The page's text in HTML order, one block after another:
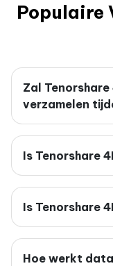
Populaire
Zal Tenorshare
verzamelen
Is Tenorshare
Is Tenorshare
Hoe werkt